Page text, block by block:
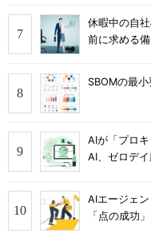
休暇中の自
前に求める備
SBOMの最
AIが「プロ
AI、ゼロデ
AIエージェ
「点の成功